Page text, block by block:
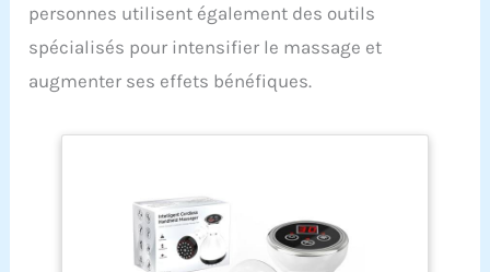
personnes utilisent également des outils
spécialisés pour intensifier le massage et
augmenter ses effets bénéfiques.